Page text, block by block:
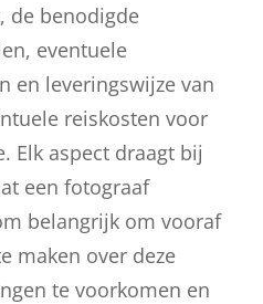
de benodigde
eventuele
en leveringswijze van
reiskosten voor
Elk aspect draagt bij
een fotograaf
belangrijk om vooraf
maken over deze
te voorkomen en